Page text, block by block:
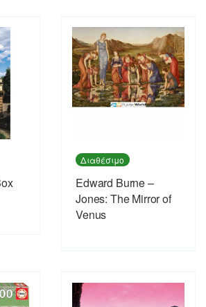
Διαθέσιμο
Edward Burne –
Jones: The Mirror of
Venus